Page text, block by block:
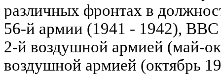
различных фронтах в
56-й армии (1941 - 1942), ВВС
2-й воздушной армией (май-
воздушной армией (октябрь